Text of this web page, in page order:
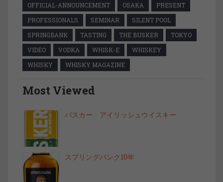
OFFICIAL-ANNOUNCEMENT
OSAKA
PRESENT
PROFESSIONALS
SEMINAR
SILENT POOL
SPRINGBANK
TASTING THE BUSKER
TOKYO
VIDEO
VODKA WHISK-E
WHISKEY
WHISKY
WHISKY MAGAZINE
Most Viewed
バスカー アイリッシュウイスキー
スプリングバンク10年